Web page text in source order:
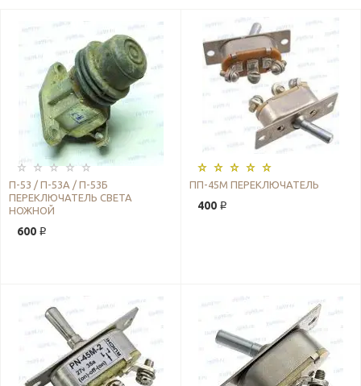
П-53 / П-53А / П-53Б
ПЕРЕКЛЮЧАТЕЛЬ СВЕТА
НОЖНОЙ
600 ₽
ПП-45М ПЕРЕКЛЮЧАТЕЛЬ
400 ₽